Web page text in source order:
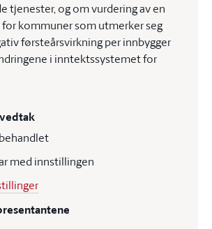
tjenester, og om vurdering av en
kommuner som utmerker seg
førsteårsvirkning per innbygger
i inntektssystemet for
med innstillingen